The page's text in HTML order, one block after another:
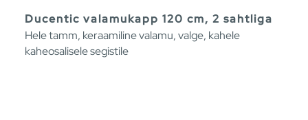
Ducentic valamukapp 120 cm, 2 sahtliga
Hele tamm, keraamiline valamu, valge, kahele
kaheosalisele segistile